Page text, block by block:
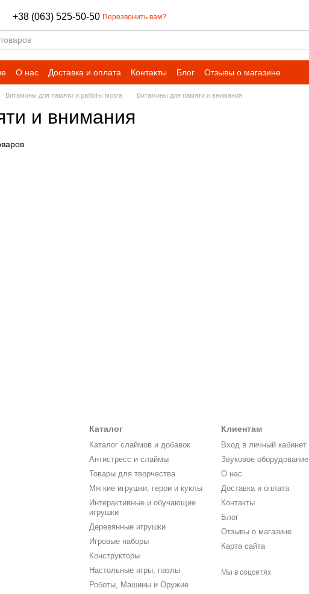
+38 (063) 525-50-50 Перезвонить вам?
О нас Доставка и оплата Контакты Блог Отзывы о магазине
Витамины для памяти и работы мозга Витамины для памяти и внимания
и внимания
Каталог
Каталог слаймов и добавок
Антистресс и слаймы
Товары для творчества
Мягкие игрушки, герои и куклы
Интерактивные и обучающие
игрушки
Деревянные игрушки
Игровые наборы
Конструкторы
Настольные игры, пазлы
Роботы, Машины и Оружие
Клиентам
Вход в личный кабинет
Звуковое оборудование
О нас
Доставка и оплата
Контакты
Блог
Отзывы о магазине
Карта сайта
Мы в соцсетях